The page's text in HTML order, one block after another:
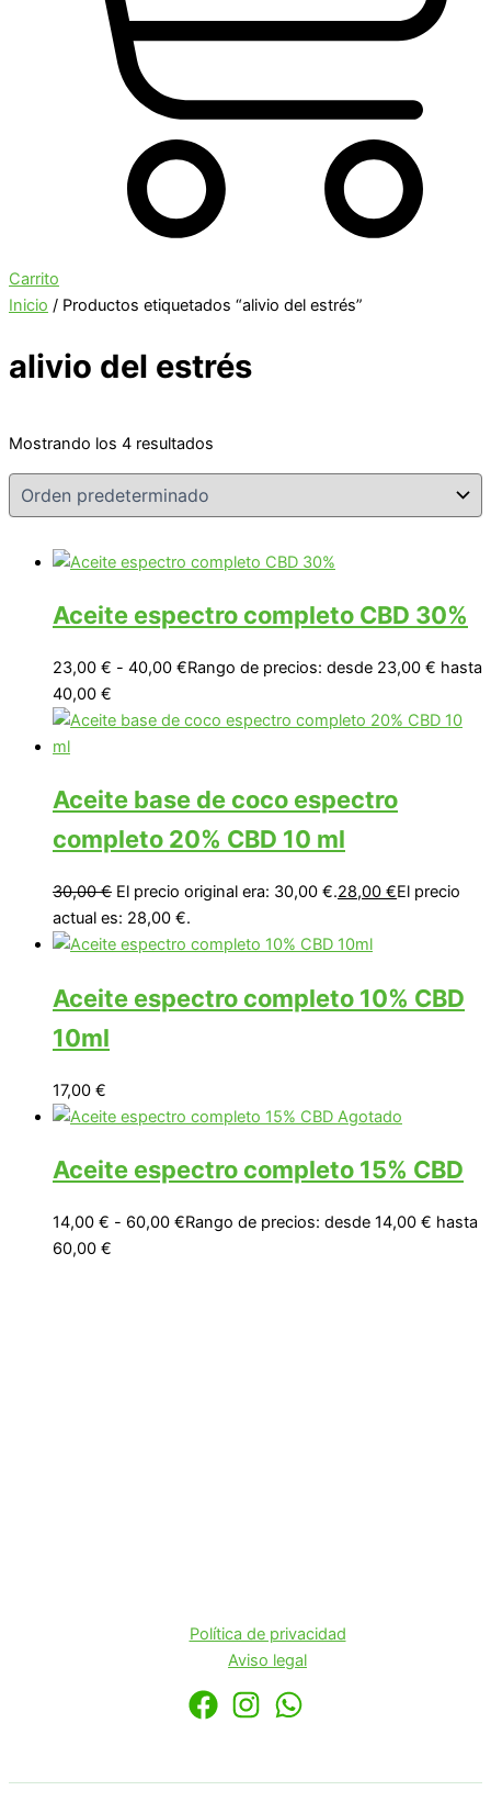
Carrito
Inicio / Productos etiquetados “alivio del estrés”
alivio del estrés
Mostrando los 4 resultados
Aceite espectro completo CBD 30%
23,00 € - 40,00 €Rango de precios: desde 23,00 € hasta
40,00 €
Aceite base de coco espectro
completo 20% CBD 10 ml
30,00€ El precio original era: 30,00 €.28,00 €El precio
actual es: 28,00 €.
Aceite espectro completo 10% CBD
10ml
17,00 €
Agotado
Aceite espectro completo 15% CBD
14,00 € - 60,00 €Rango de precios: desde 14,00 € hasta
60,00 €
Política de privacidad
Aviso legal